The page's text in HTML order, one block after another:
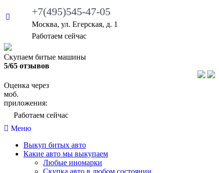
+7(495)545-47-05
Москва, ул. Егерская, д. 1
Работаем сейчас
Скупаем битые машины
5/65 отзывов
Оценка через
моб.
приложения:
Работаем сейчас
Меню
Выкуп битых авто
Какие авто мы выкупаем
Любые иномарки
Скупка авто в любом состоянии